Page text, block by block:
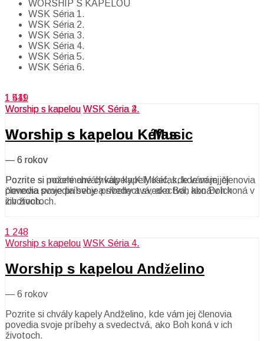
WORSHIP S KAPELOU
WSK Séria 1.
WSK Séria 2.
WSK Séria 3.
WSK Séria 4.
WSK Séria 5.
WSK Séria 6.
1 449
Worship s kapelou WSK Séria 4.
Worship s kapelou Kéfas
— 6 rokov
Pozrite si požehnané chvály kapely Kéfas, kde vám jej
členovia povedia svoje príbehy a svedectvá, ako Boh koná v
ich životoch.
1 248
Worship s kapelou WSK Séria 4.
Worship s kapelou Andželino
— 6 rokov
Pozrite si chvály kapely Andželino, kde vám jej členovia
povedia svoje príbehy a svedectvá, ako Boh koná v ich
životoch.
1 511
Worship s kapelou WSK Séria 2.
Worship s kapelou K:Music
— 6 rokov
Pozrite si mocné chvály kapely K:Music, kde vám jej členovia
povedia svoje príbehy a svedectvá, ako Boh koná v ich
životoch.